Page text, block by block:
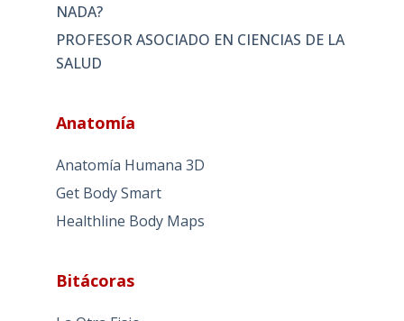
NADA?
PROFESOR ASOCIADO EN CIENCIAS DE LA
SALUD
Anatomía
Anatomía Humana 3D
Get Body Smart
Healthline Body Maps
Bitácoras